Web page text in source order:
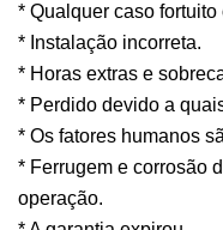
* Qualquer caso
* Instalação incorreta.
* Horas extras e
* Perdido devido a
* Os fatores humanos
* Ferrugem e corrosão
operação.